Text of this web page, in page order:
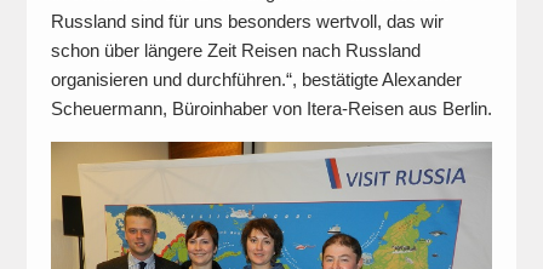
Russland sind für uns besonders wertvoll, das wir
schon über längere Zeit Reisen nach Russland
organisieren und durchführen.“, bestätigte Alexander
Scheuermann, Büroinhaber von Itera-Reisen aus Berlin.